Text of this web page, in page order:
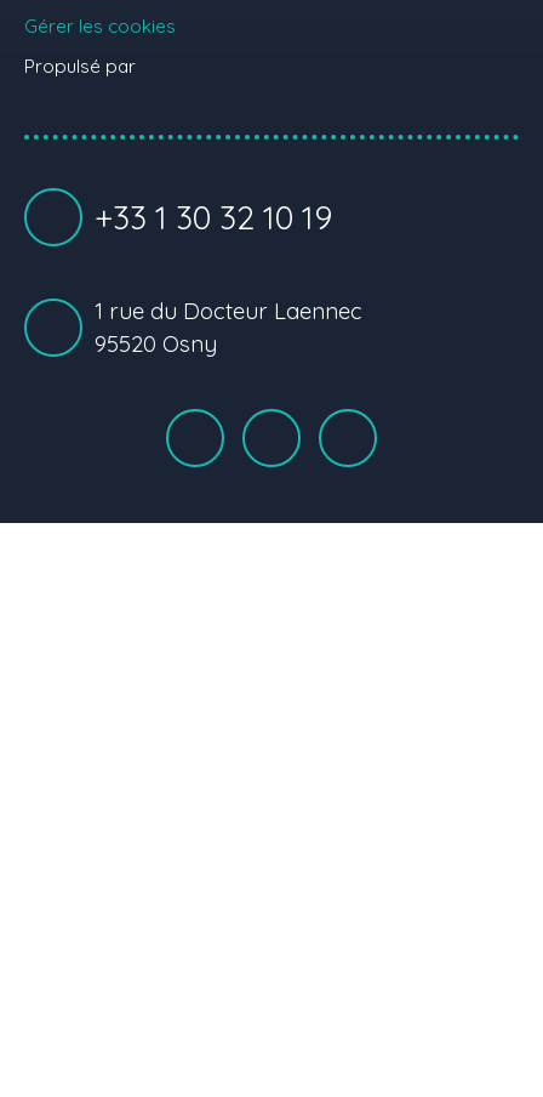
Gérer les cookies
Propulsé par
+33 1 30 32 10 19
1 rue du Docteur Laennec
95520 Osny